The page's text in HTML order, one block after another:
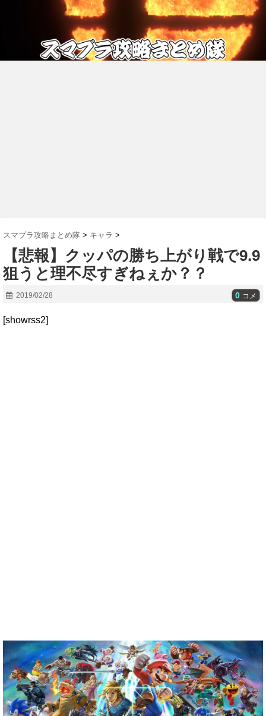
スマブラ攻略まとめ隊 > キャラ >
【悲報】クッパの勝ち上がり戦で9.9
狙うと理不尽すぎねぇか？？
2019/02/28 0 コメ
[showrss2]